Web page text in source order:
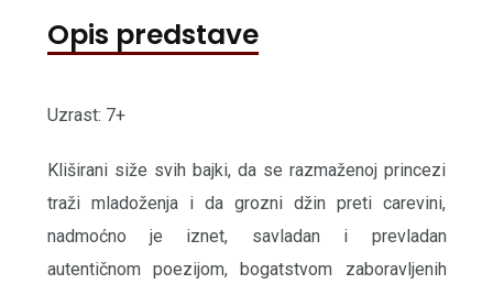
Opis predstave
Uzrast: 7+
Kliširani siže svih bajki, da se razmaženoj princezi
traži mladoženja i da grozni džin preti carevini,
nadmoćno je iznet, savladan i prevladan
autentičnom poezijom, bogatstvom zaboravljenih